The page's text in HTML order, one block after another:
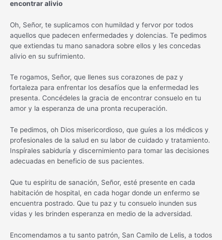
encontrar alivio
Oh, Señor, te suplicamos con humildad y fervor por todos
aquellos que padecen enfermedades y dolencias. Te pedimos
que extiendas tu mano sanadora sobre ellos y les concedas
alivio en su sufrimiento.
Te rogamos, Señor, que llenes sus corazones de paz y
fortaleza para enfrentar los desafíos que la enfermedad les
presenta. Concédeles la gracia de encontrar consuelo en tu
amor y la esperanza de una pronta recuperación.
Te pedimos, oh Dios misericordioso, que guíes a los médicos y
profesionales de la salud en su labor de cuidado y tratamiento.
Inspírales sabiduría y discernimiento para tomar las decisiones
adecuadas en beneficio de sus pacientes.
Que tu espíritu de sanación, Señor, esté presente en cada
habitación de hospital, en cada hogar donde un enfermo se
encuentra postrado. Que tu paz y tu consuelo inunden sus
vidas y les brinden esperanza en medio de la adversidad.
Encomendamos a tu santo patrón, San Camilo de Lelis, a todos